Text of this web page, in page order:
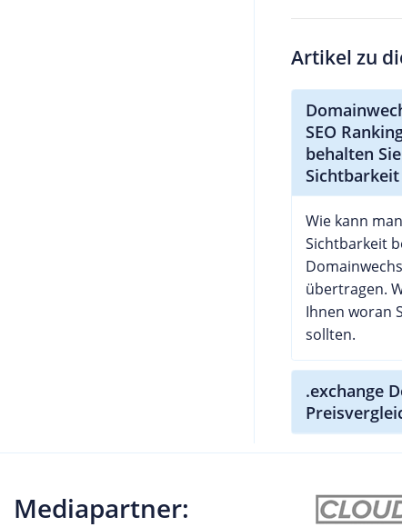
Artikel zu
SEO
behalten
Sichtbarkeit
Wie kann
Sichtbarkeit
übertragen.
Ihnen woran
sollten.
.exchange
Mediapartner: